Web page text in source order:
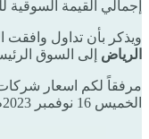
إجمالي القيمة السوقية للقطاع 48.15
ويذكر بأن تداول وافقت
الرياض إلى السوق
مرفقاً لكم اسعار
الخميس 16 نوفمبر 2023م